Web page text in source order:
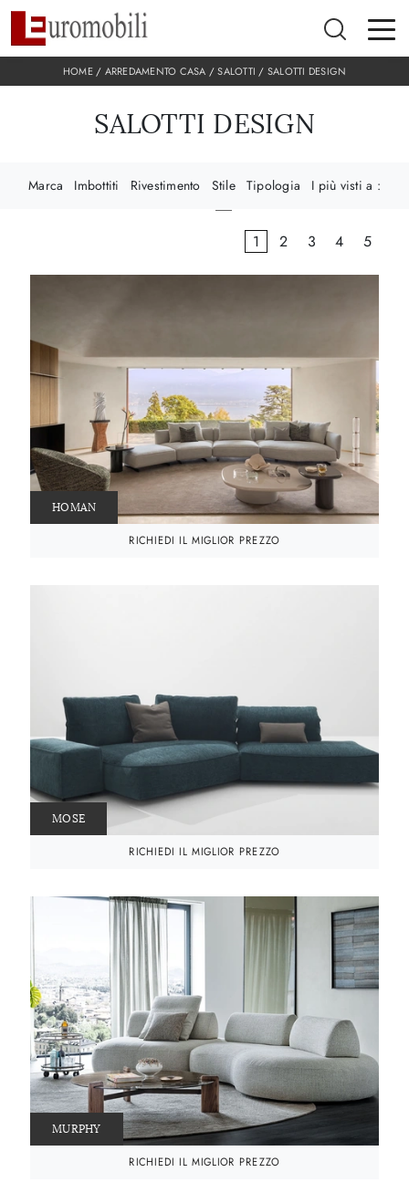
HOME/ ARREDAMENTO CASA /SALOTTI / SALOTTI DESIGN
SALOTTI DESIGN
Marca Imbottiti Rivestimento Stile Tipologia I più visti a :
1 2 3 4 5
HOMAN
RICHIEDI IL MIGLIOR PREZZO
MOSE
RICHIEDI IL MIGLIOR PREZZO
MURPHY
RICHIEDI IL MIGLIOR PREZZO